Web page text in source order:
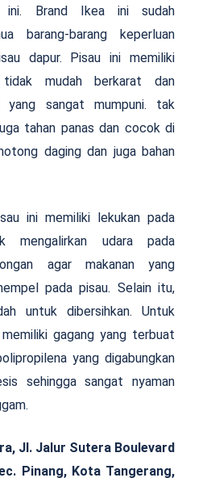
ini. Brand Ikea ini sudah
barang-barang keperluan
dapur. Pisau ini memiliki
tidak mudah berkarat dan
yang sangat mumpuni. tak
tahan panas dan cocok di
daging dan juga bahan
ini memiliki lekukan pada
mengalirkan udara pada
agar makanan yang
pada pisau. Selain itu,
untuk dibersihkan. Untuk
gagang yang terbuat
yang digabungkan
sehingga sangat nyaman
Jl. Jalur Sutera Boulevard
Pinang, Kota Tangerang,